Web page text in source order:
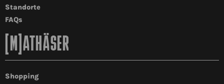
Standorte
FAQs
[M]ATHÄSER
Shopping